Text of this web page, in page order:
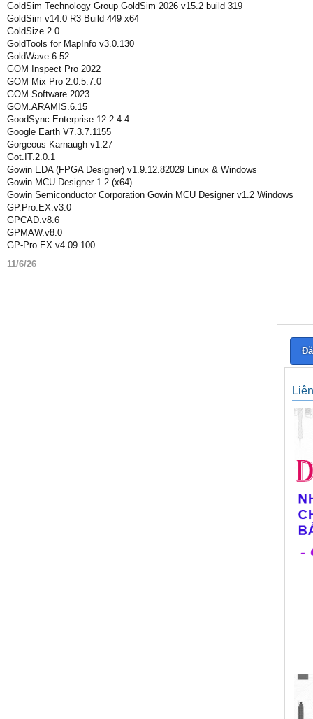
GoldSim Technology Group GoldSim 2026 v15.2 build 319
GoldSim v14.0 R3 Build 449 x64
GoldSize 2.0
GoldTools for MapInfo v3.0.130
GoldWave 6.52
GOM Inspect Pro 2022
GOM Mix Pro 2.0.5.7.0
GOM Software 2023
GOM.ARAMIS.6.15
GoodSync Enterprise 12.2.4.4
Google Earth V7.3.7.1155
Gorgeous Karnaugh v1.27
Got.IT.2.0.1
Gowin EDA (FPGA Designer) v1.9.12.82029 Linux & Windows
Gowin MCU Designer 1.2 (x64)
Gowin Semiconductor Corporation Gowin MCU Designer v1.2 Windows
GP.Pro.EX.v3.0
GPCAD.v8.6
GPMAW.v8.0
GP-Pro EX v4.09.100
11/6/26